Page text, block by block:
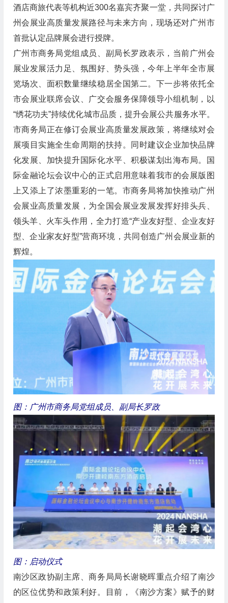
酒店商旅代表等机构近300名嘉宾齐聚一堂，共同探讨广
州会展业高质量发展路径与未来方向，现场还对广州市
首批认定品牌展会进行授牌。
广州市商务局党组成员、副局长罗政表示，当前广州会
展业发展活力足、氛围好、势头强，今年上半年全市展
览场次、面积数量继续稳居全国第二。下一步将依托全
市会展业联席会议、广交会服务保障领导小组机制，以
“绣花功夫”持续优化城市品质，提升会展公共服务水平。
市商务局正在修订会展业高质量发展政策，将继续对会
展项目实施全生命周期的扶持。同时建议企业加快品牌
化发展、加快提升国际化水平、积极谋划出海布局。国
际金融论坛会议中心的正式启用意味着我市的会展版图
上又添上了浓墨重彩的一笔。市商务局将加快推动广州
会展业高质量发展，为全国会展业发展发挥好排头兵、
领头羊、火车头作用，全力打造“产业友好型、企业友好
型、企业家友好型”营商环境，共同创造广州会展业新的
辉煌。
图：广州市商务局党组成员、副局长罗政
图：启动仪式
南沙区政协副主席、商务局局长谢晓晖重点介绍了南沙
的区位优势和政策利好。目前，《南沙方案》赋予的财